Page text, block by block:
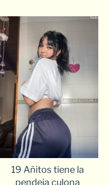
19 Añitos tiene la
pendeja culona